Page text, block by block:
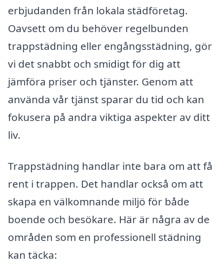
erbjudanden från lokala städföretag.
Oavsett om du behöver regelbunden
trappstädning eller engångsstädning, gör
vi det snabbt och smidigt för dig att
jämföra priser och tjänster. Genom att
använda vår tjänst sparar du tid och kan
fokusera på andra viktiga aspekter av ditt
liv.
Trappstädning handlar inte bara om att få
rent i trappen. Det handlar också om att
skapa en välkomnande miljö för både
boende och besökare. Här är några av de
områden som en professionell städning
kan täcka: